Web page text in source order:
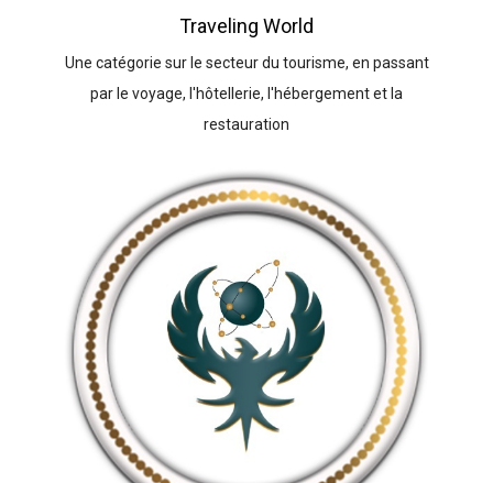
Traveling World
Une catégorie sur le secteur du tourisme, en passant
par le voyage, l'hôtellerie, l'hébergement et la
restauration